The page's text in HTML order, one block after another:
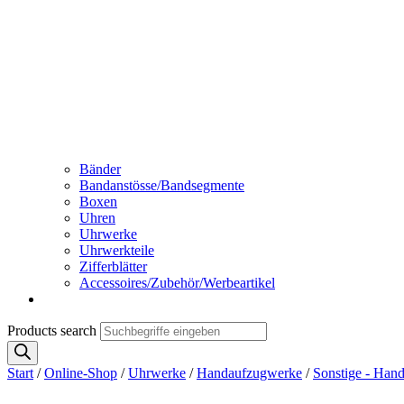
Bänder
Bandanstösse/Bandsegmente
Boxen
Uhren
Uhrwerke
Uhrwerkteile
Zifferblätter
Accessoires/Zubehör/Werbeartikel
Products search
Start /Online-Shop /Uhrwerke /Handaufzugwerke / Sonstige -